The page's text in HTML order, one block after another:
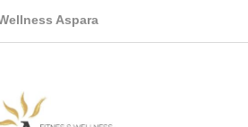
Aspara